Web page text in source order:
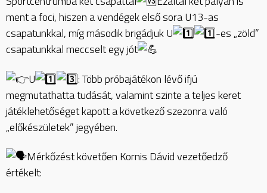
ment a foci, hiszen a vendégek első sora U13-as
csapatunkkal, míg második brigádjuk U
-es „zöld”
csapatunkkal meccselt egy jót
U
: Több próbajátékon lévő ifjú
megmutathatta tudását, valamint szinte a teljes keret
játéklehetőséget kapott a következő szezonra való
„előkészületek” jegyében.
Mérkőzést követően Kornis Dávid vezetőedző
értékelt: